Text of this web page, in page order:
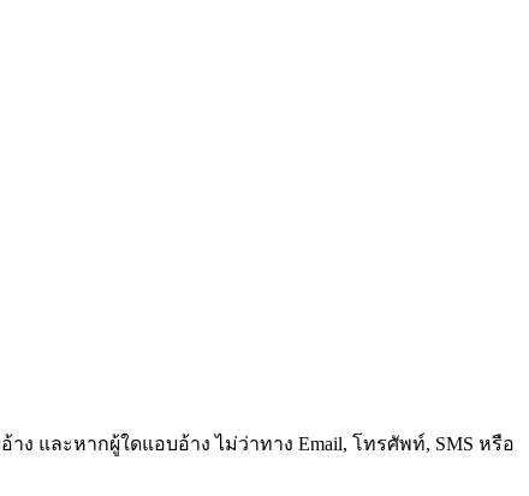
าง และหากผู้ใดแอบอ้าง ไม่ว่าทาง Email, โทรศัพท์, SMS หรือ